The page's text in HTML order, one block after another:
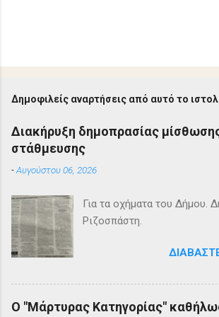
Δημοφιλείς αναρτήσεις από αυτό το
Διακήρυξη δημοπρασίας
στάθμευσης
-Αυγούστου 06, 2026
Για τα οχήματα του Δήμου.
Ριζοσπάστη.
Ο "Μάρτυρας Κατηγορίας"